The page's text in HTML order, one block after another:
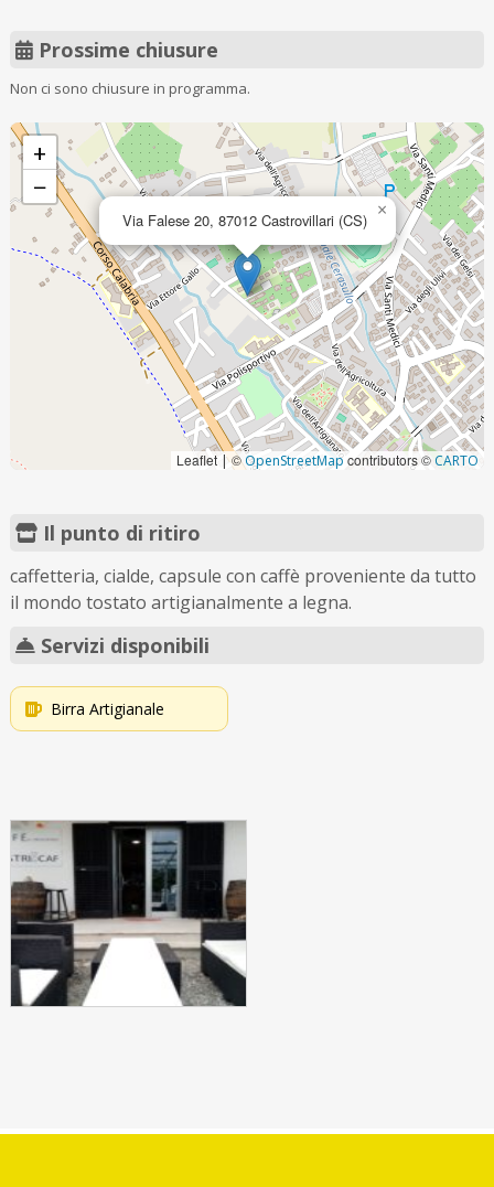
Prossime chiusure
Non ci sono chiusure in programma.
Via Falese 20, 87012 Castrovillari (CS) ×
+
−
Leaflet |©OpenStreetMapcontributors ©CARTO
Il punto di ritiro
caffetteria, cialde, capsule con caffè proveniente da tutto
il mondo tostato artigianalmente a legna.
Servizi disponibili
Birra Artigianale